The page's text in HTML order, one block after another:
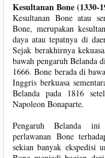
Kesultanan Bone (1330-
Kesultanan Bone atau
Bone, merupakan
daya atau tepatnya di
Sejak berakhirnya
bawah pengaruh Belanda
1666. Bone berada di
Inggris berkuasa
Belanda pada 1816
Napoleon Bonaparte.
Pengaruh Belanda ini
perlawanan Bone
sekian banyak ekspedisi